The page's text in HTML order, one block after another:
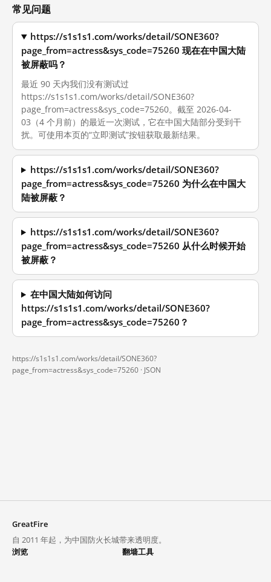
常见问题
https://s1s1s1.com/works/detail/SONE360?
page_from=actress&sys_code=75260 现在在中国大陆
被屏蔽吗？
最近 90 天内我们没有测试过
https://s1s1s1.com/works/detail/SONE360?
page_from=actress&sys_code=75260。截至 2026-04-
03（4 个月前）的最近一次测试，它在中国大陆部分受到干
扰。可使用本页的“立即测试”按钮获取最新结果。
https://s1s1s1.com/works/detail/SONE360?
page_from=actress&sys_code=75260 为什么在中国大
陆被屏蔽？
https://s1s1s1.com/works/detail/SONE360?
page_from=actress&sys_code=75260 从什么时候开始
被屏蔽？
在中国大陆如何访问
https://s1s1s1.com/works/detail/SONE360?
page_from=actress&sys_code=75260？
https://s1s1s1.com/works/detail/SONE360?
page_from=actress&sys_code=75260 · JSON
GreatFire
自 2011 年起，为中国防火长城带来透明度。
浏览
翻墙工具